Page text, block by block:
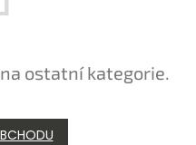
ostatní kategorie.